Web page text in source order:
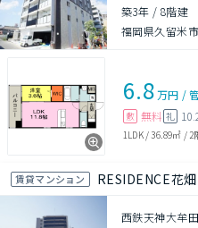
築3年 / 8階建
福岡県久留米
6.8万円 /
敷 無料 礼
1LDK/36.89㎡ / 2
賃貸マンション RESIDENCE花畑
西鉄天神大牟